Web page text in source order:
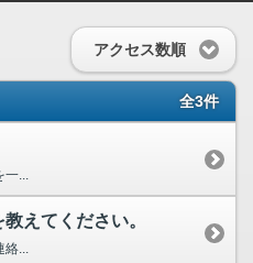
アクセス数順
全3件
一...
えてください。
絡...